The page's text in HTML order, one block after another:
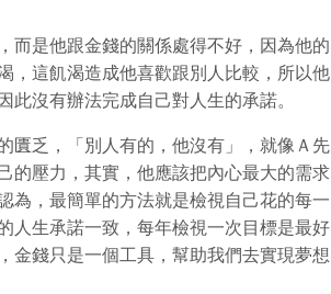
而是他跟金錢的關係處得不好，因為他的
，這飢渴造成他喜歡跟別人比較，所以他
此沒有辦法完成自己對人生的承諾。
匱乏，「別人有的，他沒有」，就像Ａ先
的壓力，其實，他應該把內心最大的需求
為，最簡單的方法就是檢視自己花的每一
人生承諾一致，每年檢視一次目標是最好
金錢只是一個工具，幫助我們去實現夢想